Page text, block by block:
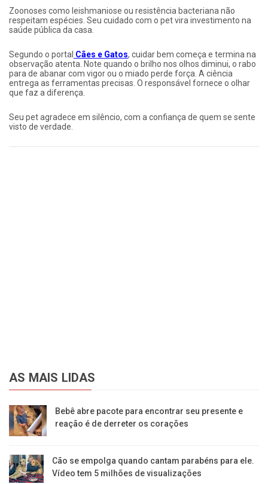
Zoonoses como leishmaniose ou resistência bacteriana não
respeitam espécies. Seu cuidado com o pet vira investimento na
saúde pública da casa.
Segundo o portal Cães e Gatos, cuidar bem começa e termina na
observação atenta. Note quando o brilho nos olhos diminui, o rabo
para de abanar com vigor ou o miado perde força. A ciência
entrega as ferramentas precisas. O responsável fornece o olhar
que faz a diferença.
Seu pet agradece em silêncio, com a confiança de quem se sente
visto de verdade.
AS MAIS LIDAS
Bebê abre pacote para encontrar seu presente e
reação é de derreter os corações
Cão se empolga quando cantam parabéns para ele.
Vídeo tem 5 milhões de visualizações